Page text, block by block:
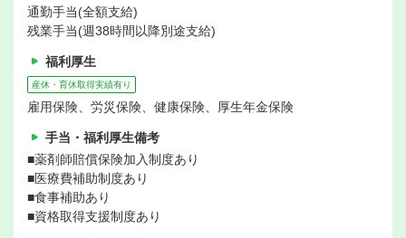
通勤手当(全額支給)
残業手当(週38時間以降別途支給)
福利厚生
産休・育休取得実績有り
雇用保険、労災保険、健康保険、厚生年金保険
手当・福利厚生備考
■薬剤師賠償保険加入制度あり
■医療費補助制度あり
■食事補助あり
■資格取得支援制度あり